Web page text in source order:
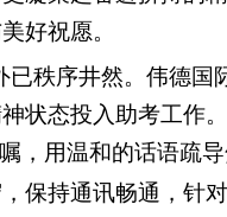
好祝愿。
秩序井然。伟德国
状态投入助考工作
，用温和的话语疏
，保持通讯畅通，针